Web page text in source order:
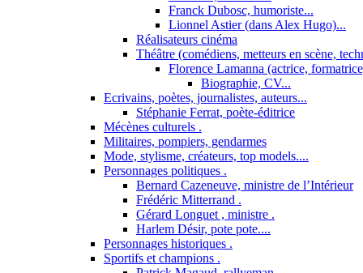
Franck Dubosc, humoriste...
Lionnel Astier (dans Alex Hugo)...
Réalisateurs cinéma
Théâtre (comédiens, metteurs en scène,
Florence Lamanna (actrice,
Biographie, CV...
Ecrivains, poètes, journalistes, auteurs...
Stéphanie Ferrat, poète-éditrice
Mécènes culturels .
Militaires, pompiers, gendarmes
Mode, stylisme, créateurs, top models....
Personnages politiques .
Bernard Cazeneuve, ministre de l’Intérieur
Frédéric Mitterrand .
Gérard Longuet , ministre .
Harlem Désir, pote pote....
Personnages historiques .
Sportifs et champions .